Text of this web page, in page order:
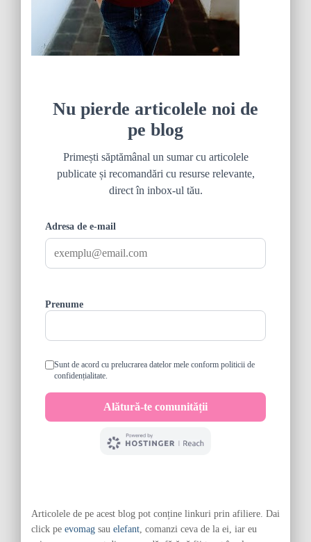
Articolele de pe acest blog pot conține linkuri prin afiliere. Dai
click pe evomag sau elefant, comanzi ceva de la ei, iar eu